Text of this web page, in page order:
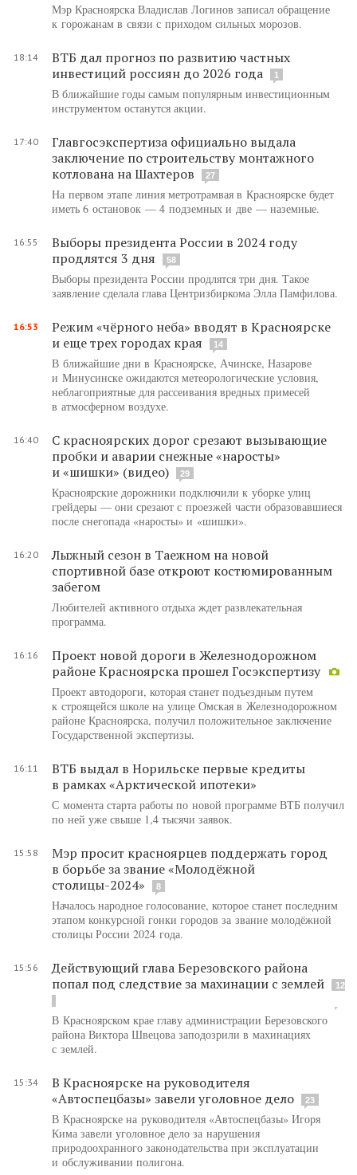
Мэр Красноярска Владислав Логинов записал обращение
к горожанам в связи с приходом сильных морозов.
18:14
ВТБ дал прогноз по развитию частных
инвестиций россиян до 2026 года
1
В ближайшие годы самым популярным инвестиционным
инструментом останутся акции.
17:40
Главгосэкспертиза официально выдала
заключение по строительству монтажного
котлована на Шахтеров
27
На первом этапе линия метротрамвая в Красноярске будет
иметь 6 остановок — 4 подземных и две — наземные.
16:55
Выборы президента России в 2024 году
продлятся 3 дня
58
Выборы президента России продлятся три дня. Такое
заявление сделала глава Центризбиркома Элла Памфилова.
16:53
Режим «чёрного неба» вводят в Красноярске
и еще трех городах края
14
В ближайшие дни в Красноярске, Ачинске, Назарове
и Минусинске ожидаются метеорологические условия,
неблагоприятные для рассеивания вредных примесей
в атмосферном воздухе.
16:40
С красноярских дорог срезают вызывающие
пробки и аварии снежные «наросты»
и «шишки» (видео)
29
Красноярские дорожники подключили к уборке улиц
грейдеры — они срезают с проезжей части образовавшиеся
после снегопада «наросты» и «шишки».
16:20
Лыжный сезон в Таежном на новой
спортивной базе откроют костюмированным
забегом
Любителей активного отдыха ждет развлекательная
программа.
16:16
Проект новой дороги в Железнодорожном
районе Красноярска прошел Госэкспертизу
Проект автодороги, которая станет подъездным путем
к строящейся школе на улице Омская в Железнодорожном
районе Красноярска, получил положительное заключение
Государственной экспертизы.
16:11
ВТБ выдал в Норильске первые кредиты
в рамках «Арктической ипотеки»
С момента старта работы по новой программе ВТБ получил
по ней уже свыше 1,4 тысячи заявок.
15:58
Мэр просит красноярцев поддержать город
в борьбе за звание «Молодёжной
столицы-2024»
8
Началось народное голосование, которое станет последним
этапом конкурсной гонки городов за звание молодёжной
столицы России 2024 года.
15:56
Действующий глава Березовского района
попал под следствие за махинации с землей
12
В Красноярском крае главу администрации Березовского
района Виктора Швецова заподозрили в махинациях
с землей.
15:34
В Красноярске на руководителя
«Автоспецбазы» завели уголовное дело
23
В Красноярске на руководителя «Автоспецбазы» Игоря
Кима завели уголовное дело за нарушения
природоохранного законодательства при эксплуатации
и обслуживании полигона.